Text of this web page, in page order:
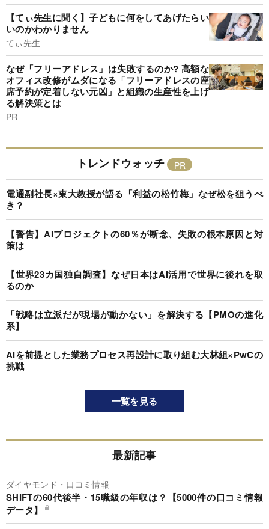
【てぃ先生に聞く】子どもに何をしてあげたらい
いのかわかりません
てぃ先生
なぜ「フリーアドレス」は失敗するのか? 高額な
オフィス改修がムダになる「フリーアドレスの座
席予約が定着しない元凶」と組織の生産性を上げ
る解決策とは
PR
トレンドウォッチ
電通副社長×東大教授が語る「利益の松竹梅」なぜ松を狙うべ
き？
【警告】AIプロジェクトの60％が断念、失敗の根本原因と対
策は
【世界23カ国独自調査】なぜ日本はAI活用で世界に後れを取
るのか
「戦略は立派だが現場が動かない」を解決する【PMOの進化
系】
AIを前提とした業務プロセス再設計に取り組む大林組×PwCの
挑戦
一覧を見る
最新記事
ダイヤモンド・口コミ情報
SHIFTの60代後半・15職級の年収は？【5000件の口コミ情報
データ】